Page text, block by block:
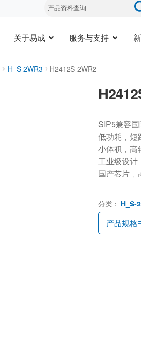
关于易成 服务与支持
H_S-2WR3 H2412S-2WR2
SIP5兼容
低功耗，短
小体积，高
工业级设计
国产芯片，
分类： H_S-
产品规格